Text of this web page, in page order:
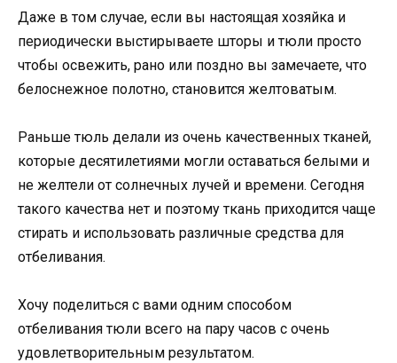
Даже в том случае, если вы настоящая хозяйка и
периодически выстирываете шторы и тюли просто
чтобы освежить, рано или поздно вы замечаете, что
белоснежное полотно, становится желтоватым.
Раньше тюль делали из очень качественных тканей,
которые десятилетиями могли оставаться белыми и
не желтели от солнечных лучей и времени. Сегодня
такого качества нет и поэтому ткань приходится чаще
стирать и использовать различные средства для
отбеливания.
Хочу поделиться с вами одним способом
отбеливания тюли всего на пару часов с очень
удовлетворительным результатом.